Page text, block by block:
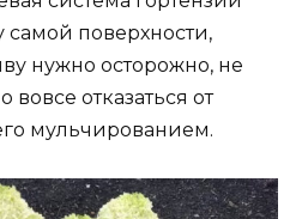
самой поверхности,
нужно осторожно, не
отказаться от
мульчированием.